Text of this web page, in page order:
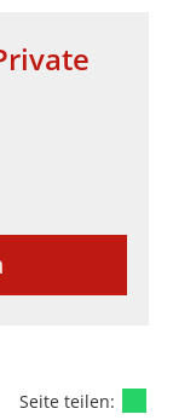
Seite teilen: